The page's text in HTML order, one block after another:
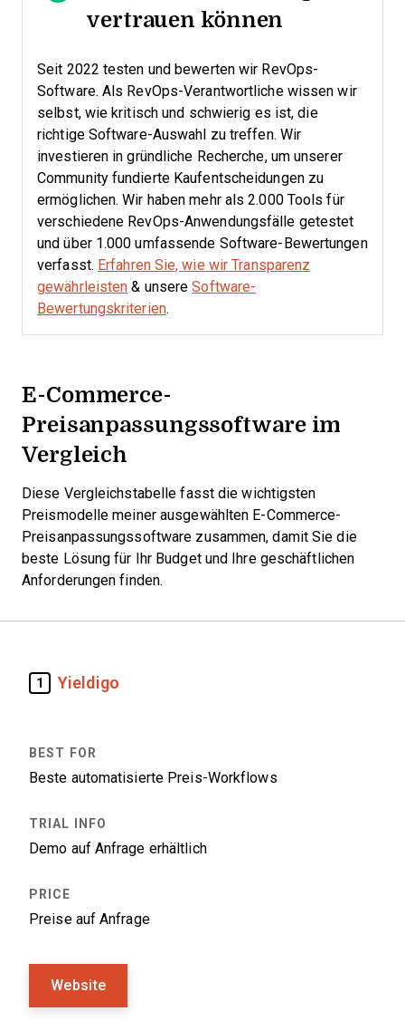
vertrauen können
Seit 2022 testen und bewerten wir RevOps-
Software. Als RevOps-Verantwortliche wissen wir
selbst, wie kritisch und schwierig es ist, die
richtige Software-Auswahl zu treffen. Wir
investieren in gründliche Recherche, um unserer
Community fundierte Kaufentscheidungen zu
ermöglichen. Wir haben mehr als 2.000 Tools für
verschiedene RevOps-Anwendungsfälle getestet
und über 1.000 umfassende Software-Bewertungen
verfasst. Erfahren Sie, wie wir Transparenz
gewährleisten & unsereSoftware-
Bewertungskriterien.
E-Commerce-
Preisanpassungssoftware im
Vergleich
Diese Vergleichstabelle fasst die wichtigsten
Preismodelle meiner ausgewählten E-Commerce-
Preisanpassungssoftware zusammen, damit Sie die
beste Lösung für Ihr Budget und Ihre geschäftlichen
Anforderungen finden.
1 Yieldigo
Beste automatisierte Preis-Workflows
Demo auf Anfrage erhältlich
Preise auf Anfrage
Website